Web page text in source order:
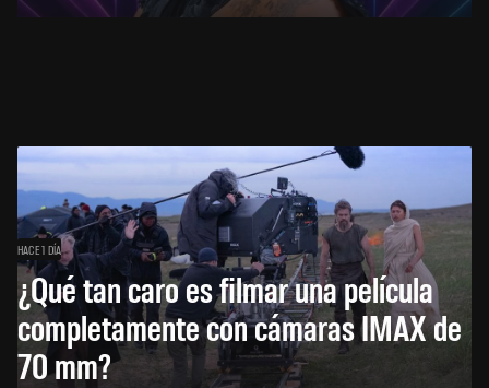
HACE 1 DÍA
¿Qué tan caro es filmar una película
completamente con cámaras IMAX de
70 mm?